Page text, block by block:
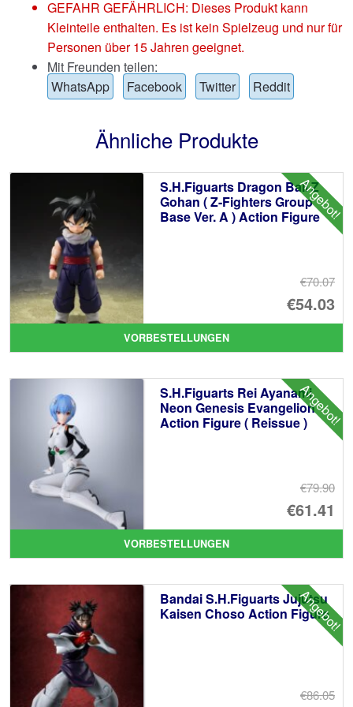
GEFAHR GEFÄHRLICH: Dieses Produkt kann
Kleinteile enthalten. Es ist kein Spielzeug und nur für
Personen über 15 Jahren geeignet.
Mit Freunden teilen:
WhatsApp
Facebook Twitter Reddit
Ähnliche Produkte
Angebot!
S.H.Figuarts Dragon Ball Z
Gohan ( Z-Fighters Group
Base Ver. A ) Action Figure
€70.07
€54.03
VORBESTELLUNGEN
Angebot!
S.H.Figuarts Rei Ayanami
Neon Genesis Evangelion
Action Figure ( Reissue )
€79.90
€61.41
VORBESTELLUNGEN
Angebot!
Bandai S.H.Figuarts Jujutsu
Kaisen Choso Action Figure
€86.05